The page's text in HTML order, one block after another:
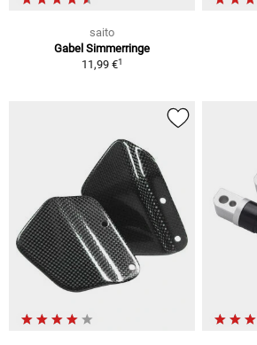
saito
Gabel Simmerringe
11,99 €1